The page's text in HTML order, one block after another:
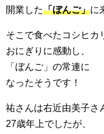
開業した「ぼんご」に
そこで食べたコシヒカ
おにぎりに感動し、
「ぼんご」の常連に
なったそうです！
祐さんは右近由美子さ
27歳年上でしたが、